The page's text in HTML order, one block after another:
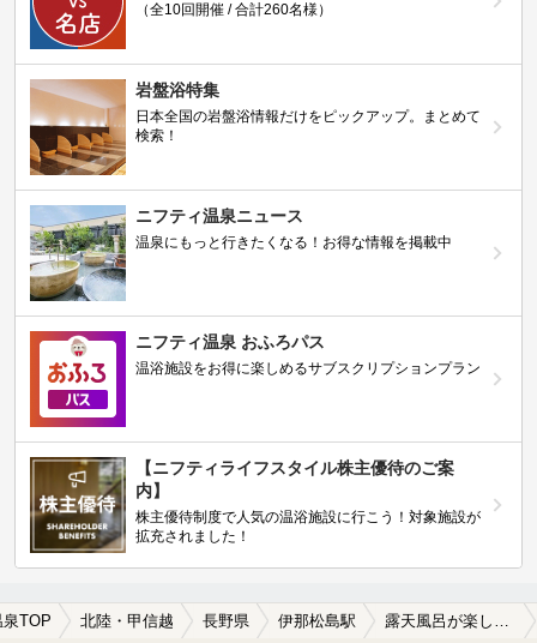
（全10回開催 / 合計260名様）
岩盤浴特集
日本全国の岩盤浴情報だけをピックアップ。まとめて
検索！
ニフティ温泉ニュース
温泉にもっと行きたくなる！お得な情報を掲載中
ニフティ温泉 おふろパス
温浴施設をお得に楽しめるサブスクリプションプラン
【ニフティライフスタイル株主優待のご案
内】
株主優待制度で人気の温浴施設に行こう！対象施設が
拡充されました！
泉TOP 北陸・甲信越 長野県 伊那松島駅